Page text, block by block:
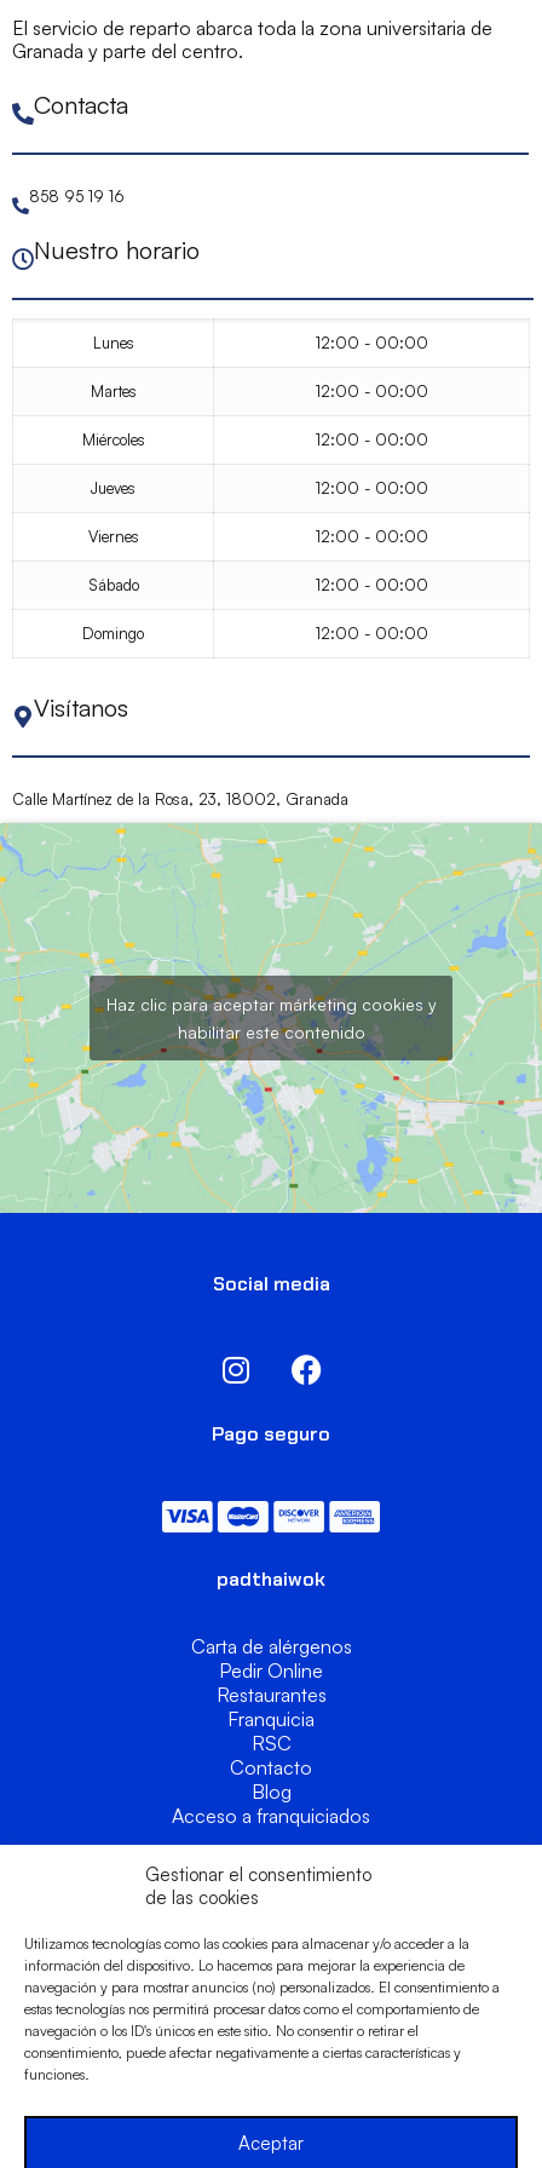
Gestionar el consentimiento
de las cookies
Utilizamos tecnologías como las cookies para almacenar y/o acceder a la
información del dispositivo. Lo hacemos para mejorar la experiencia de
navegación y para mostrar anuncios (no) personalizados. El consentimiento a
estas tecnologías nos permitirá procesar datos como el comportamiento de
navegación o los ID's únicos en este sitio. No consentir o retirar el
consentimiento, puede afectar negativamente a ciertas características y
funciones.
Aceptar
El servicio de reparto abarca toda la zona universitaria de
Granada y parte del centro.
Contacta
858 95 19 16
Nuestro horario
Lunes 12:00 - 00:00
Martes 12:00 - 00:00
Miércoles 12:00 - 00:00
Jueves 12:00 - 00:00
Viernes 12:00 - 00:00
Sábado 12:00 - 00:00
Domingo 12:00 - 00:00
Visítanos
Calle Martínez de la Rosa, 23, 18002, Granada
Haz clic para aceptar márketing cookies y
habilitar este contenido
Social media
Pago seguro
padthaiwok
Carta de alérgenos
Pedir Online
Restaurantes
Franquicia
RSC
Contacto
Blog
Acceso a franquiciados
Política de privacidad
Política de cookies
Canal de denuncias